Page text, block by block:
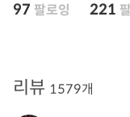
97 팔로잉 221
리뷰 1579개